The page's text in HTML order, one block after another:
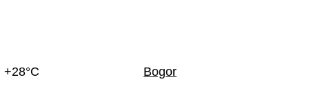
+28°C Bogor